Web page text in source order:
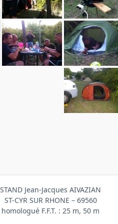
STAND Jean-Jacques AIVAZIAN
ST-CYR SUR RHONE – 69560
homologué F.F.T. : 25 m, 50 m